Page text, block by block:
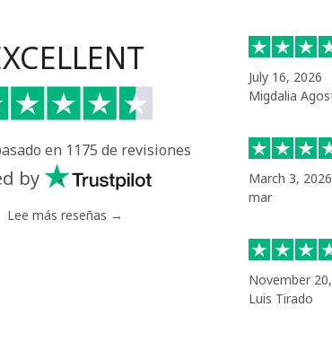
Celular ⁦2c⁩
Greenland
Línea fija ⁦14.5c⁩
Celular
⁦23.5c⁩
en 1175 de revisiones
by
Lee más reseñas →
July 16, 2026
Migdalia
March 3, 2026
mar
November
Luis Tirado